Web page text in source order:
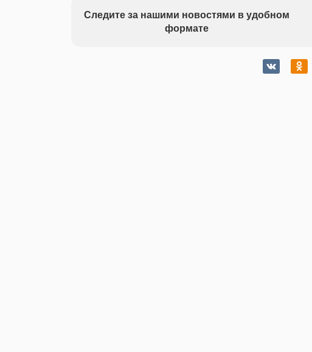
Следите за нашими новостями в удобном
формате